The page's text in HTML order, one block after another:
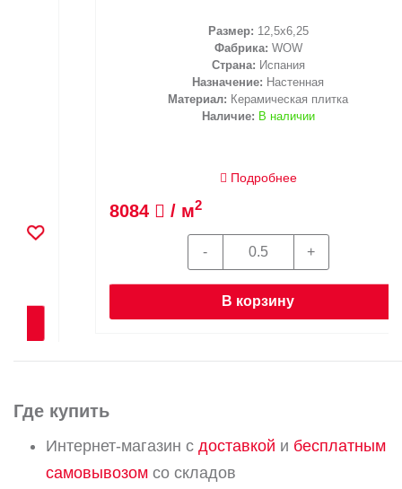
12,5x6,25
Фабрика:WOW
Испания
Назначение:Настенная
Материал:Керамическая плитка
Наличие: В наличии
Подробнее
/ м2
В корзину
Где купить
Интернет-магазин с доставкой
бесплатным